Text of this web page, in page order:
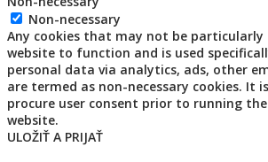
Non-necessary
Any cookies that may not be particularly
website to function and is used
personal data via analytics, ads, other
are termed as non-necessary cookies. It
procure user consent prior to running
website.
ULOŽIŤ A PRIJAŤ